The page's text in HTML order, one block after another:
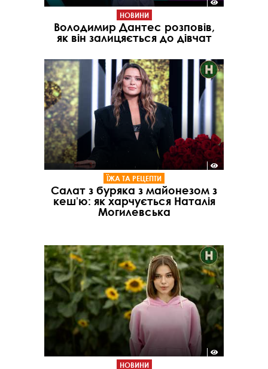
НОВИНИ
Володимир Дантес розповів,
як він залицяється до дівчат
ЇЖА ТА РЕЦЕПТИ
Салат з буряка з майонезом з
кешʼю: як харчується Наталія
Могилевська
НОВИНИ